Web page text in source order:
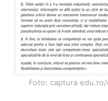
Foto: captura